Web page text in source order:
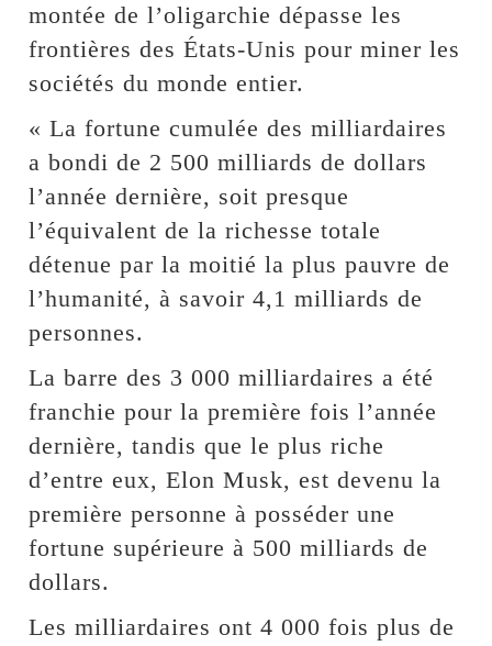
montée de l’oligarchie dépasse les
frontières des États-Unis pour miner les
sociétés du monde entier.
« La fortune cumulée des milliardaires
a bondi de 2 500 milliards de dollars
l’année dernière, soit presque
l’équivalent de la richesse totale
détenue par la moitié la plus pauvre de
l’humanité, à savoir 4,1 milliards de
personnes.
La barre des 3 000 milliardaires a été
franchie pour la première fois l’année
dernière, tandis que le plus riche
d’entre eux, Elon Musk, est devenu la
première personne à posséder une
fortune supérieure à 500 milliards de
dollars.
Les milliardaires ont 4 000 fois plus de